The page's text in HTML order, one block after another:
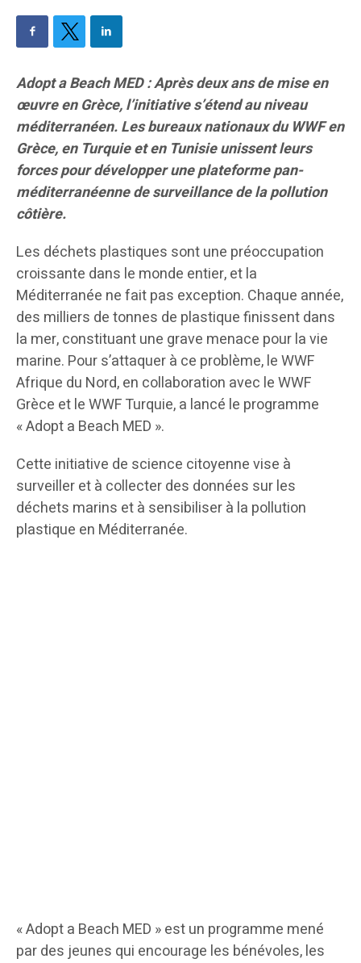
Adopt a Beach MED : Après deux ans de mise en
œuvre en Grèce, l’initiative s’étend au niveau
méditerranéen. Les bureaux nationaux du WWF en
Grèce, en Turquie et en Tunisie unissent leurs
forces pour développer une plateforme pan-
méditerranéenne de surveillance de la pollution
côtière.
Les déchets plastiques sont une préoccupation
croissante dans le monde entier, et la
Méditerranée ne fait pas exception. Chaque année,
des milliers de tonnes de plastique finissent dans
la mer, constituant une grave menace pour la vie
marine. Pour s’attaquer à ce problème, le WWF
Afrique du Nord, en collaboration avec le WWF
Grèce et le WWF Turquie, a lancé le programme
« Adopt a Beach MED ».
Cette initiative de science citoyenne vise à
surveiller et à collecter des données sur les
déchets marins et à sensibiliser à la pollution
plastique en Méditerranée.
« Adopt a Beach MED » est un programme mené
par des jeunes qui encourage les bénévoles, les